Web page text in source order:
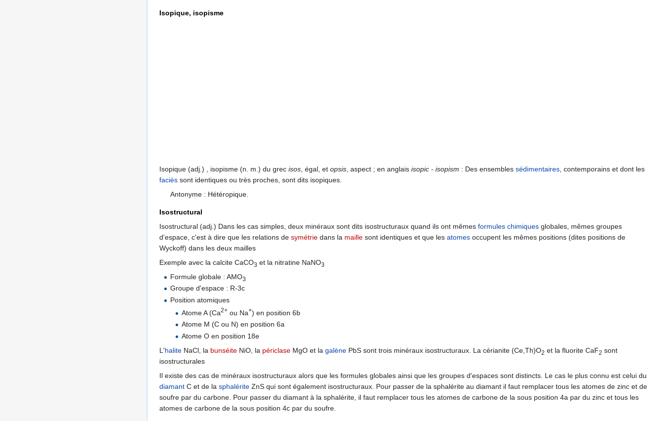
Isopique, isopisme
Isopique (adj.) , isopisme (n. m.) du grec isos , égal, et opsis , aspect ; en anglais isopic - isopism : Des ensembles sédimentaires , contemporains et dont les
faciès sont identiques ou très proches, sont dits isopiques.
Antonyme : Hétéropique.
Isostructural
Isostructural (adj.) Dans les cas simples, deux minéraux sont dits isostructuraux quand ils ont mêmes formules chimiques globales, mêmes groupes
d'espace, c'est à dire que les relations de symétrie dans la maille sont identiques et que les atomes occupent les mêmes positions (dites positions de
Wyckoff) dans les deux mailles
Exemple avec la calcite CaCO3 et la nitratine NaNO3
Formule globale : AMO3
Groupe d'espace : R-3c
Position atomiques
Atome A (Ca2+ou Na+) en position 6b
Atome M (C ou N) en position 6a
Atome O en position 18e
L'halite NaCl, la bunséite NiO, la périclase MgO et la galène PbS sont trois minéraux isostructuraux. La cérianite (Ce,Th)O2 et la fluorite CaF2 sont
isostructurales
Il existe des cas de minéraux isostructuraux alors que les formules globales ainsi que les groupes d'espaces sont distincts. Le cas le plus connu est celui du
diamant C et de la sphalérite ZnS qui sont également isostructuraux. Pour passer de la sphalérite au diamant il faut remplacer tous les atomes de zinc et de
soufre par du carbone. Pour passer du diamant à la sphalérite, il faut remplacer tous les atomes de carbone de la sous position 4a par du zinc et tous les
atomes de carbone de la sous position 4c par du soufre.